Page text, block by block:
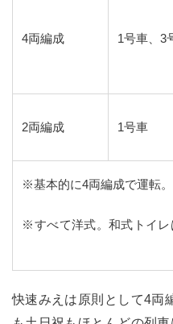
4両編成 1号車、3
2両編成 1号車
※基本的に4両編成で運転。
※すべて洋式。和式トイレ
快速みえは原則として4両